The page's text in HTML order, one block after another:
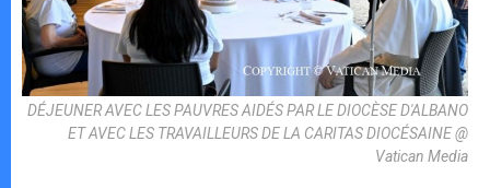
DÉJEUNER AVEC LES PAUVRES AIDÉS PAR LE DIOCÈSE D'ALBANO
ET AVEC LES TRAVAILLEURS DE LA CARITAS DIOCÉSAINE @
Vatican Media